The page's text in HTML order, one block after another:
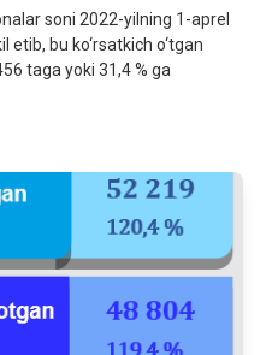
soni 2022-yilning 1-aprel
etib, bu ko‘rsatkich o‘tgan
taga yoki 31,4 % ga